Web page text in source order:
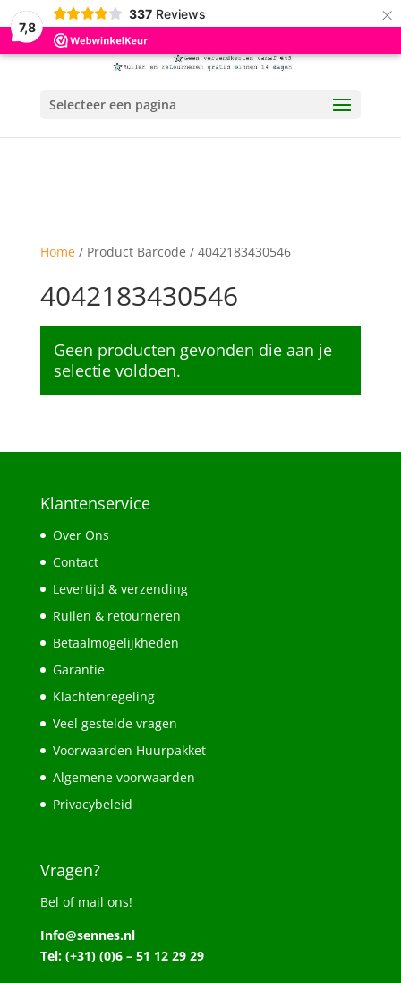
7,8
337 Reviews ×
Selecteer een pagina
Home/ Product Barcode / 4042183430546
4042183430546
Geen producten gevonden die aan je
selectie voldoen.
Klantenservice
Over Ons
Contact
Levertijd & verzending
Ruilen & retourneren
Betaalmogelijkheden
Garantie
Klachtenregeling
Veel gestelde vragen
Voorwaarden Huurpakket
Algemene voorwaarden
Privacybeleid
Vragen?
Bel of mail ons!
Info@sennes.nl
Tel: (+31) (0)6 – 51 12 29 29